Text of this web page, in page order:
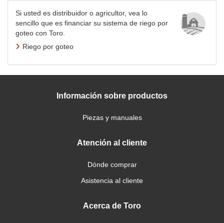
Si usted es distribuidor o agricultor, vea lo
sencillo que es financiar su sistema de riego por
goteo con Toro.
Riego por goteo
Información sobre productos
Piezas y manuales
Atención al cliente
Dónde comprar
Asistencia al cliente
Acerca de Toro